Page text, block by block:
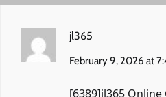
jl365
February 9, 2026 at
[6389]jl365